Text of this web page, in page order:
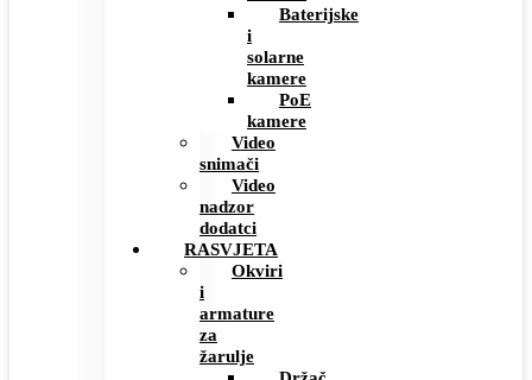
Baterijske
i
solarne
kamere
PoE
kamere
Video
snimači
Video
nadzor
dodatci
RASVJETA
Okviri
i
armature
za
žarulje